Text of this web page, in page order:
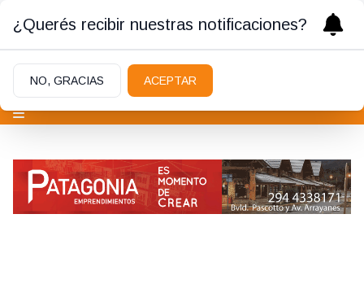
¿Querés recibir nuestras notificaciones?
NO, GRACIAS ACEPTAR